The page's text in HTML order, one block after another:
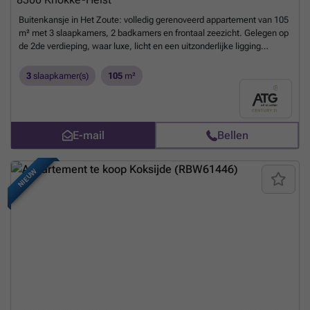
Buitenkansje in Het Zoute: volledig gerenoveerd appartement van 105
m² met 3 slaapkamers, 2 badkamers en frontaal zeezicht. Gelegen op
de 2de verdieping, waar luxe, licht en een uitzonderlijke ligging
appartement.Meer weten?
3 slaapkamer(s) 105 m²
E-mail Bellen
NIEUW